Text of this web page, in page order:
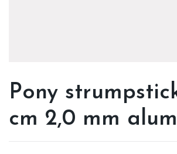
Pony
cm 2,0 mm